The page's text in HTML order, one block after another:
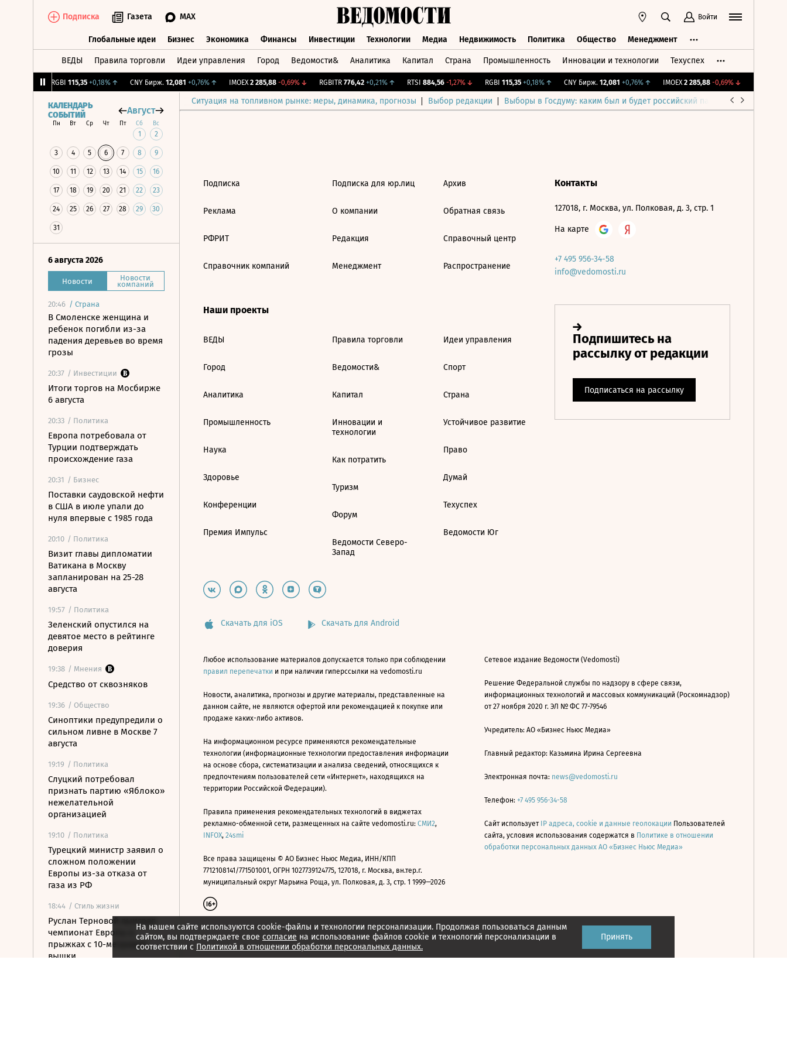
Подписка Газета MAX Войти
Глобальные идеи Бизнес Экономика Финансы Инвестиции Технологии Медиа Недвижимость Политика Общество Менеджмент
ВЕДЫ Правила торговли Идеи управления Город Ведомости& Аналитика Капитал Страна Промышленность Инновации и технологии Техуспех
RGBI 115,35 +0,18%↑ CNY Бирж. 12,081 +0,76%↑ IMOEX 2 285,88 -0,69%↓ RGBITR 776,42 +0,21%↑ RTSI 884,56 -1,27%↓ RGBI 115,35 +0,18%↑ CNY Бирж. 12,081 +0,76%↑ IMOEX 2 285,88 -0,69%↓
Ситуация на топливном рынке: меры, динамика, прогнозы Выбор редакции Выборы в Госдуму: каким был и будет российский парламент
КАЛЕНДАРЬ
СОБЫТИЙ
Август
Пн Вт Ср Чт Пт Сб Вс
1 2
3 4 5 6 7 8 9
10 11 12 13 14 15 16
17 18 19 20 21 22 23
24 25 26 27 28 29 30
31
6 августа 2026
Новости Новости
компаний
20:46 / Страна
В Смоленске женщина и
ребенок погибли из-за
падения деревьев во время
грозы
20:37 / Инвестиции
Итоги торгов на Мосбирже
6 августа
20:33 / Политика
Европа потребовала от
Турции подтверждать
происхождение газа
20:31 / Бизнес
Поставки саудовской нефти
в США в июле упали до
нуля впервые с 1985 года
20:10 / Политика
Визит главы дипломатии
Ватикана в Москву
запланирован на 25-28
августа
19:57 / Политика
Зеленский опустился на
девятое место в рейтинге
доверия
19:38 / Мнения
Средство от сквозняков
19:36 / Общество
Синоптики предупредили о
сильном ливне в Москве 7
августа
19:19 / Политика
Слуцкий потребовал
признать партию «Яблоко»
нежелательной
организацией
19:10 / Политика
Турецкий министр заявил о
сложном положении
Европы из-за отказа от
газа из РФ
18:44 / Стиль жизни
Руслан Терновой выиграл
чемпионат Европы в
прыжках с 10-метровой
вышки
На нашем сайте используются cookie-файлы и технологии персонализации. Продолжая пользоваться данным
сайтом, вы подтверждаете свое согласие на использование файлов cookie и технологий персонализации в
соответствии с Политикой в отношении обработки персональных данных.
Принять
Подписка
Реклама
РФРИТ
Справочник компаний
Подписка для юр.лиц
О компании
Редакция
Менеджмент
Архив
Обратная связь
Справочный центр
Распространение
Наши проекты
ВЕДЫ
Город
Аналитика
Промышленность
Наука
Здоровье
Конференции
Премия Импульс
Правила торговли
Ведомости&
Капитал
Инновации и
технологии
Как потратить
Туризм
Форум
Ведомости Северо-
Запад
Идеи управления
Спорт
Страна
Устойчивое развитие
Право
Думай
Техуспех
Ведомости Юг
Контакты
127018, г. Москва, ул. Полковая, д. 3, стр. 1
На карте
+7 495 956-34-58
info@vedomosti.ru
Скачать для iOS Скачать для Android
Любое использование материалов допускается только при соблюдении
правил перепечатки и при наличии гиперссылки на vedomosti.ru
Новости, аналитика, прогнозы и другие материалы, представленные на
данном сайте, не являются офертой или рекомендацией к покупке или
продаже каких-либо активов.
На информационном ресурсе применяются рекомендательные
технологии (информационные технологии предоставления информации
на основе сбора, систематизации и анализа сведений, относящихся к
предпочтениям пользователей сети «Интернет», находящихся на
территории Российской Федерации).
Правила применения рекомендательных технологий в виджетах
рекламно-обменной сети, размещенных на сайте vedomosti.ru: СМИ2,
INFOX, 24smi
Все права защищены © АО Бизнес Ньюс Медиа, ИНН/КПП
7712108141/771501001, ОГРН 1027739124775, 127018, г. Москва, вн.тер.г.
муниципальный округ Марьина Роща, ул. Полковая, д. 3, стр. 1 1999—2026
Сетевое издание Ведомости (Vedomosti)
Решение Федеральной службы по надзору в сфере связи,
информационных технологий и массовых коммуникаций (Роскомнадзор)
от 27 ноября 2020 г. ЭЛ № ФС 77-79546
Учредитель: АО «Бизнес Ньюс Медиа»
Главный редактор: Казьмина Ирина Сергеевна
Электронная почта: news@vedomosti.ru
Телефон: +7 495 956-34-58
Сайт использует IP адреса, cookie и данные геолокации Пользователей
сайта, условия использования содержатся в Политике в отношении
обработки персональных данных АО «Бизнес Ньюс Медиа»